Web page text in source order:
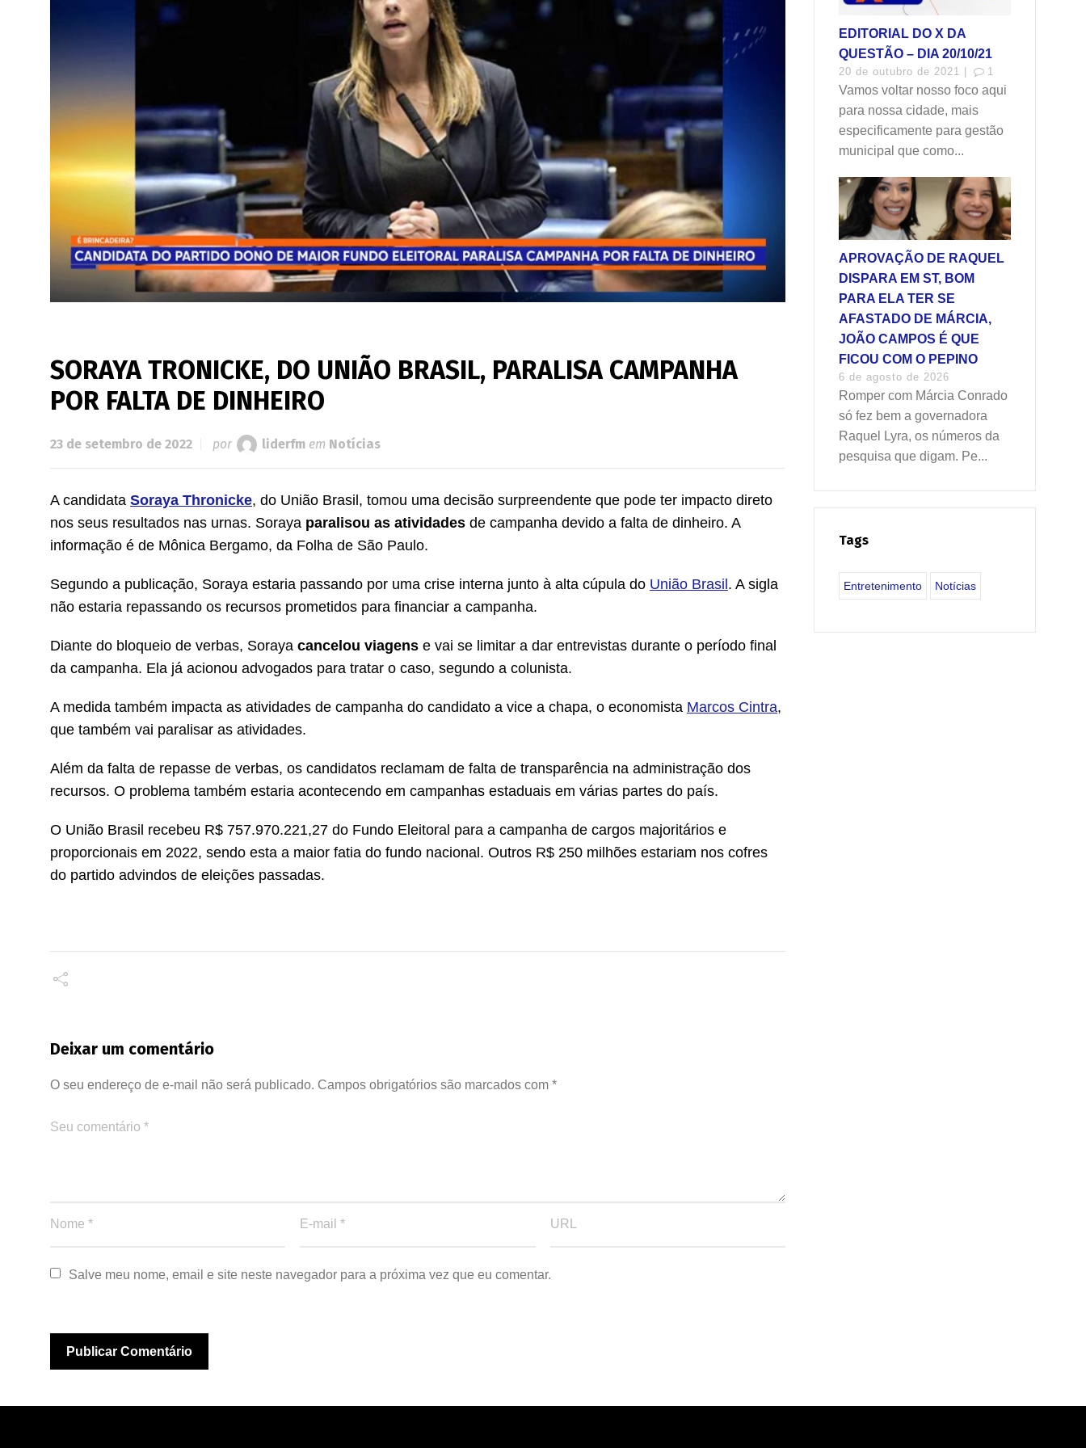
SORAYA TRONICKE, DO UNIÃO BRASIL, PARALISA CAMPANHA
POR FALTA DE DINHEIRO
23 de setembro de 2022 por liderfm em Notícias
A candidata Soraya Thronicke, do União Brasil, tomou uma decisão surpreendente que pode ter impacto direto
nos seus resultados nas urnas. Soraya paralisou as atividades de campanha devido a falta de dinheiro. A
informação é de Mônica Bergamo, da Folha de São Paulo.
Segundo a publicação, Soraya estaria passando por uma crise interna junto à alta cúpula do União Brasil . A sigla
não estaria repassando os recursos prometidos para financiar a campanha.
Diante do bloqueio de verbas, Soraya cancelou viagens e vai se limitar a dar entrevistas durante o período final
da campanha. Ela já acionou advogados para tratar o caso, segundo a colunista.
A medida também impacta as atividades de campanha do candidato a vice a chapa, o economista Marcos Cintra,
que também vai paralisar as atividades.
Além da falta de repasse de verbas, os candidatos reclamam de falta de transparência na administração dos
recursos. O problema também estaria acontecendo em campanhas estaduais em várias partes do país.
O União Brasil recebeu R$ 757.970.221,27 do Fundo Eleitoral para a campanha de cargos majoritários e
proporcionais em 2022, sendo esta a maior fatia do fundo nacional. Outros R$ 250 milhões estariam nos cofres
do partido advindos de eleições passadas.
Deixar um comentário
O seu endereço de e-mail não será publicado. Campos obrigatórios são marcados com *
Salve meu nome, email e site neste navegador para a próxima vez que eu comentar.
EDITORIAL DO X DA
QUESTÃO – DIA 20/10/21
20 de outubro de 2021 | 1
Vamos voltar nosso foco aqui
para nossa cidade, mais
especificamente para gestão
municipal que como...
APROVAÇÃO DE RAQUEL
DISPARA EM ST, BOM
PARA ELA TER SE
AFASTADO DE MÁRCIA,
JOÃO CAMPOS É QUE
FICOU COM O PEPINO
6 de agosto de 2026
Romper com Márcia Conrado
só fez bem a governadora
Raquel Lyra, os números da
pesquisa que digam. Pe...
Tags
Entretenimento Notícias